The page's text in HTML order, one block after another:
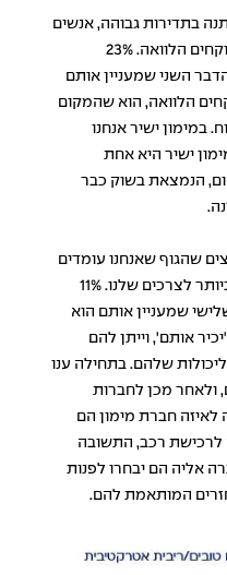
בתדירות גבוהה, אנשים
מחפשים בטחון במקום ממנו הם לוקחים הלוואה. 23%
השני שמעניין אותם
הלוואה, הוא שהמקום
במימון ישיר אנחנו
ישיר היא אחת
הנמצאת בשוק כבר
שהגוף שאנחנו עומדים
מולו ייתן לנו את השירות המדויק ביותר לצרכים שלנו. 11%
שמעניין אותם הוא
אותם', וייתן להם
שלהם. בתחילה ענו
ולאחר מכן לחברות
לאיזה חברת מימון הם
לרכישת רכב, התשובה
אליה הם יבחרו לפנות
המותאמת להם.